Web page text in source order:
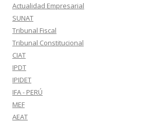
Actualidad Empresarial
SUNAT
Tribunal Fiscal
Tribunal Constitucional
CIAT
IPDT
IPIDET
IFA - PERÚ
MEF
AEAT